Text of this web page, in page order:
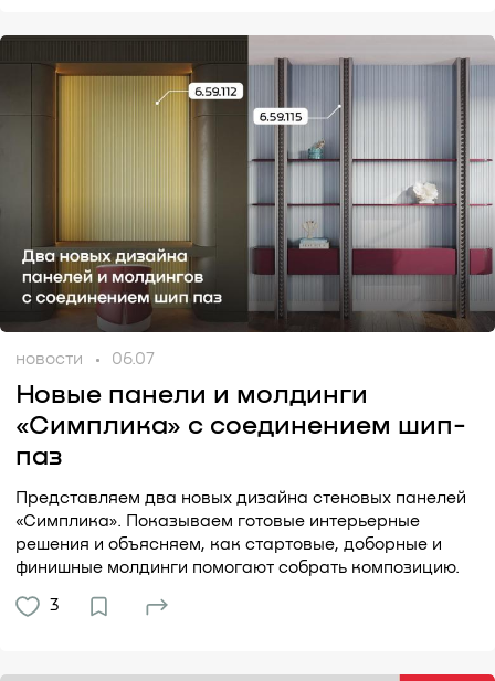
новости 06.07
Новые панели и молдинги
«Симплика» с соединением шип-
паз
Представляем два новых дизайна стеновых панелей
«Симплика». Показываем готовые интерьерные
решения и объясняем, как стартовые, доборные и
финишные молдинги помогают собрать композицию.
3